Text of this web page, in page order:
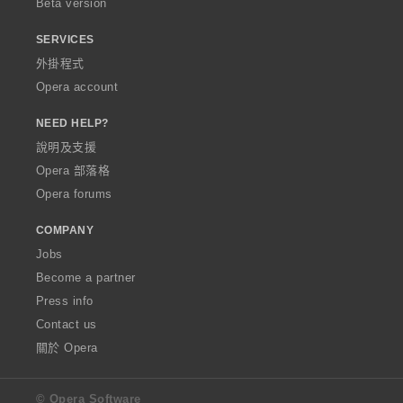
Beta version
SERVICES
外掛程式
Opera account
NEED HELP?
說明及支援
Opera 部落格
Opera forums
COMPANY
Jobs
Become a partner
Press info
Contact us
關於 Opera
© Opera Software